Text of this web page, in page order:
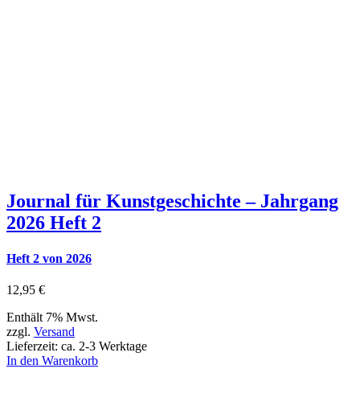
Journal für Kunstgeschichte – Jahrgang
2026 Heft 2
Heft 2 von 2026
12,95 €
Enthält 7% Mwst.
zzgl. Versand
Lieferzeit: ca. 2-3 Werktage
In den Warenkorb